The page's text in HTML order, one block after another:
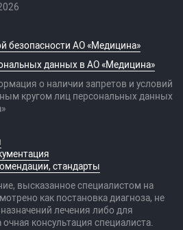
безопасности АО «Медицина»
данных в АО «Медицина»
о наличии запретов и условий
кругом лиц персональных данных
стандарты
высказанное специалистом на
как постановка диагноза, не
лечения либо для
консультация специалиста.